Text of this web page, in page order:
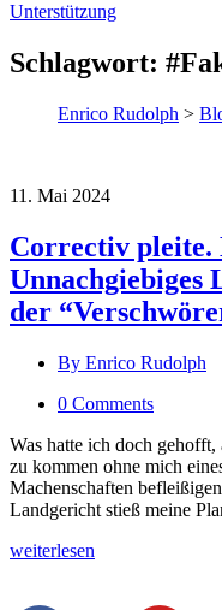
Unterstützung
Schlagwort:
Enrico Rudolph >
11. Mai 2024
Correctiv pleite.
Unnachgiebiges
der
By Enrico Rudolph
0 Comments
Was hatte ich doch
zu kommen ohne mich
Machenschaften
Landgericht stieß meine
weiterlesen